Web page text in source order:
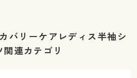
バリーケアレディス半袖シ
関連カテゴリ